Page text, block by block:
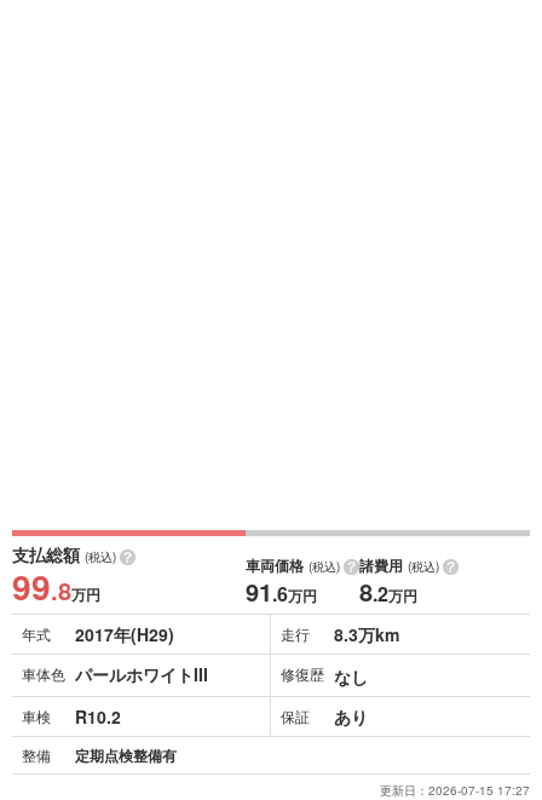
支払総額 (税込)
99.8万円
車両価格 (税込)
91.6万円
諸費用 (税込)
8.2万円
年式 2017年(H29) 走行 8.3万km
車体色 パールホワイトIII 修復歴 なし
車検 R10.2 保証 あり
整備 定期点検整備有
更新日： 2026-07-15 17:27